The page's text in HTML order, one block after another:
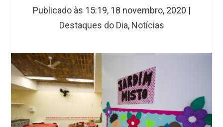
Publicado às 15:19, 18 novembro, 2020 |
Destaques do Dia, Notícias